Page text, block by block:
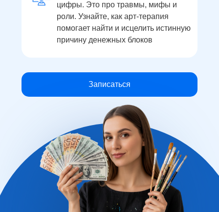
Записаться
цифры. Это про травмы, мифы и
роли. Узнайте, как арт-терапия
помогает найти и исцелить истинную
причину денежных блоков